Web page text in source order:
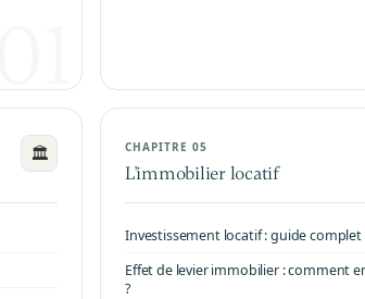
🏛 CHAPITRE 05
L'immobilier locatif
Investissement locatif : guide complet
Effet de levier immobilier : comment
?